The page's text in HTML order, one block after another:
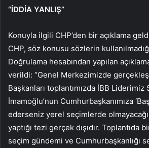
“İDDİA YANLIŞ”
Konuyla ilgili CHP’den bir açıklama
CHP, söz konusu sözlerin
Doğrulama hesabından yapılan
verildi: “Genel Merkezimizde
Başkanları toplantımızda İBB Liderimiz
İmamoğlu’nun Cumhurbaşkanımıza
ederseniz yerel seçimlerde
yaptığı tezi gerçek dışıdır. Toplantıda
seçim gündemi ve Cumhurbaşkanlığı